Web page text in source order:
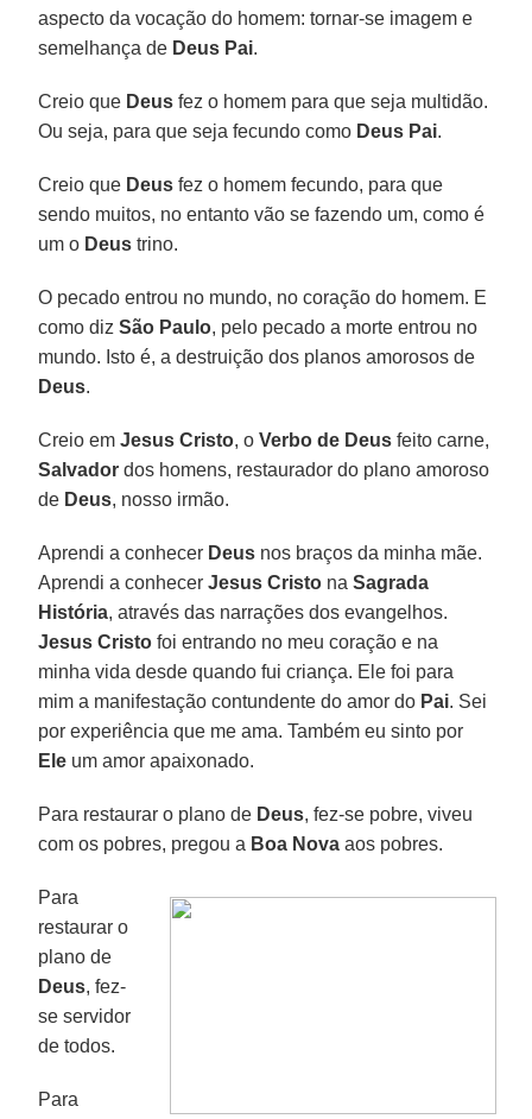
aspecto da vocação do homem: tornar-se imagem e
semelhança de Deus Pai.
Creio que Deus fez o homem para que seja multidão.
Ou seja, para que seja fecundo como Deus Pai.
Creio que Deus fez o homem fecundo, para que
sendo muitos, no entanto vão se fazendo um, como é
um o Deus trino.
O pecado entrou no mundo, no coração do homem. E
como dizSão Paulo, pelo pecado a morte entrou no
mundo. Isto é, a destruição dos planos amorosos de
Deus.
Creio emJesus Cristo, oVerbo de Deus feito carne,
Salvador dos homens, restaurador do plano amoroso
de Deus, nosso irmão.
Aprendi a conhecer Deus nos braços da minha mãe.
Aprendi a conhecerJesus Cristo naSagrada
História, através das narrações dos evangelhos.
Jesus Cristo foi entrando no meu coração e na
minha vida desde quando fui criança. Ele foi para
mim a manifestação contundente do amor do Pai. Sei
por experiência que me ama. Também eu sinto por
Ele um amor apaixonado.
Para restaurar o plano de Deus, fez-se pobre, viveu
com os pobres, pregou a Boa Nova aos pobres.
Para
restaurar o
plano de
Deus, fez-
se servidor
de todos.
Para